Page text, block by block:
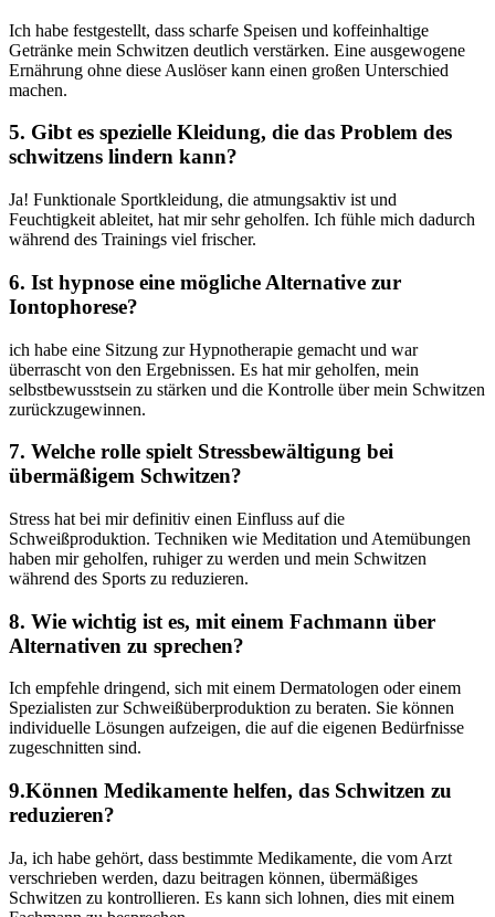
Ich habe festgestellt, dass scharfe⁢ Speisen und ⁣koffeinhaltige​
Getränke mein Schwitzen deutlich ⁢verstärken.‍ Eine ausgewogene
Ernährung ohne diese ⁢Auslöser kann einen großen⁢ Unterschied​
machen.
5. Gibt es‌ spezielle Kleidung, die das‌ Problem des
schwitzens lindern kann?
Ja! Funktionale Sportkleidung, ⁣die atmungsaktiv ist und
Feuchtigkeit ableitet,‌ hat mir sehr ⁤geholfen. Ich fühle mich dadurch
⁣während des Trainings⁤ viel frischer.
6. Ist ⁢hypnose eine mögliche Alternative zur⁣
Iontophorese?
ich habe eine Sitzung zur ​Hypnotherapie gemacht und war
überrascht von den ⁣Ergebnissen. Es hat mir ‍geholfen, mein
‌selbstbewusstsein zu stärken‌ und die ​Kontrolle über ⁤mein ​Schwitzen⁣
zurückzugewinnen.
7. Welche rolle ‍spielt Stressbewältigung bei
übermäßigem Schwitzen?
Stress hat bei mir‌ definitiv einen Einfluss‍ auf die
Schweißproduktion. Techniken wie Meditation⁤ und Atemübungen
haben mir geholfen, ruhiger​ zu werden und mein Schwitzen
während des Sports zu reduzieren.
8. Wie wichtig ist es, mit einem Fachmann über
Alternativen zu ‍sprechen?
Ich empfehle dringend,⁣ sich mit einem Dermatologen oder einem
Spezialisten‌ zur Schweißüberproduktion zu ‍beraten. Sie können
individuelle Lösungen aufzeigen, die​ auf die eigenen Bedürfnisse
zugeschnitten sind.
9.Können Medikamente helfen, das Schwitzen zu
reduzieren?
Ja, ich habe ⁢gehört, dass bestimmte Medikamente, die⁢ vom Arzt
verschrieben werden, dazu ⁣beitragen können, übermäßiges
Schwitzen zu kontrollieren.⁢ Es kann sich‌ lohnen, dies mit einem